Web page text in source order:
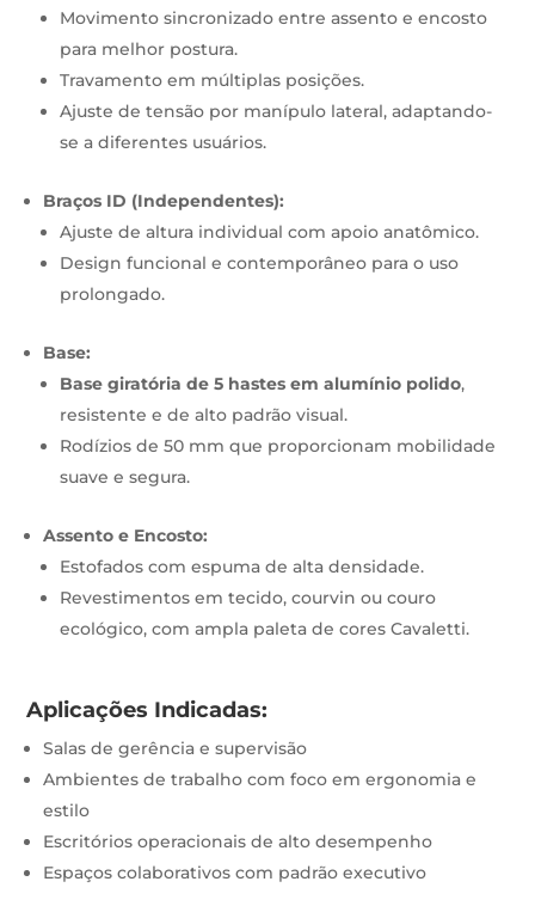
Movimento sincronizado entre assento e encosto
para melhor postura.
Travamento em múltiplas posições.
Ajuste de tensão por manípulo lateral, adaptando-
se a diferentes usuários.
Braços ID (Independentes):
Ajuste de altura individual com apoio anatômico.
Design funcional e contemporâneo para o uso
prolongado.
Base:
Base giratória de 5 hastes em alumínio polido,
resistente e de alto padrão visual.
Rodízios de 50 mm que proporcionam mobilidade
suave e segura.
Assento e Encosto:
Estofados com espuma de alta densidade.
Revestimentos em tecido, courvin ou couro
ecológico, com ampla paleta de cores Cavaletti.
Aplicações Indicadas:
Salas de gerência e supervisão
Ambientes de trabalho com foco em ergonomia e
estilo
Escritórios operacionais de alto desempenho
Espaços colaborativos com padrão executivo